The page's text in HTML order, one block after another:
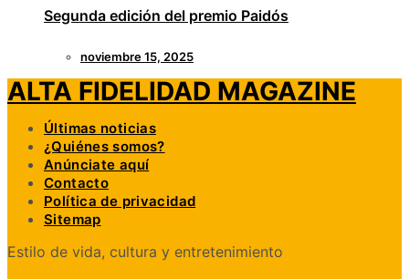
Segunda edición del premio Paidós
noviembre 15, 2025
ALTA FIDELIDAD MAGAZINE
Últimas noticias
¿Quiénes somos?
Anúnciate aquí
Contacto
Política de privacidad
Sitemap
Estilo de vida, cultura y entretenimiento